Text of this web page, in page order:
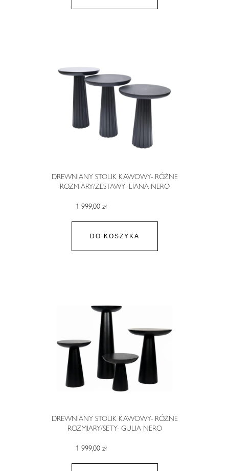
DREWNIANY STOLIK KAWOWY- RÓŻNE
ROZMIARY/ZESTAWY- LIANA NERO
1 999,00 zł
DO KOSZYKA
DREWNIANY STOLIK KAWOWY- RÓŻNE
ROZMIARY/SETY- GULIA NERO
1 999,00 zł